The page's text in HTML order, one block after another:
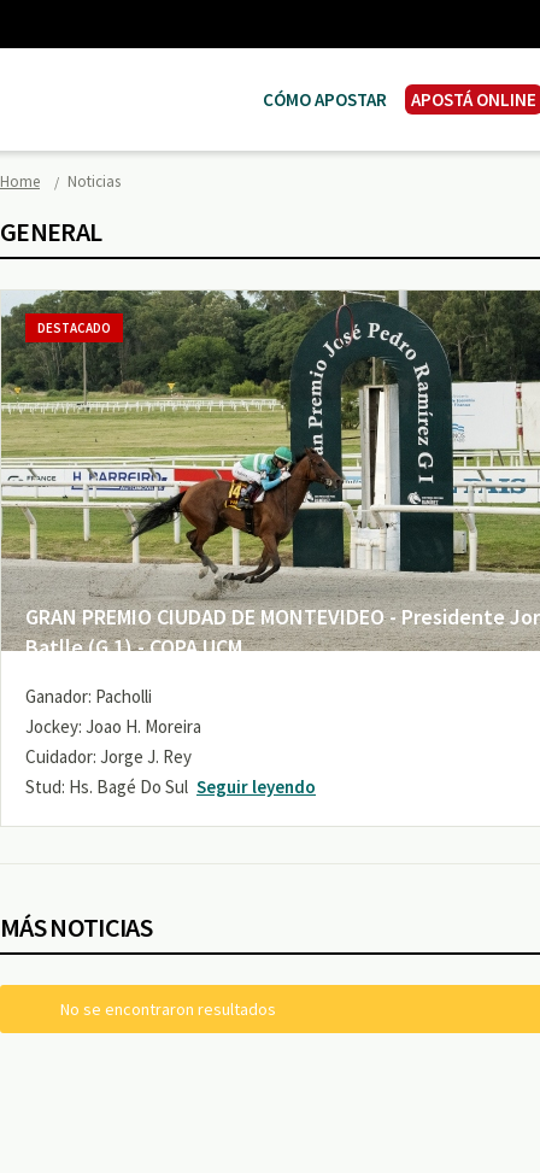
CÓMO APOSTAR APOSTÁ ONLINE
Home Noticias
GENERAL
GRAN PREMIO CIUDAD DE MONTEVIDEO - Presidente
Batlle (G 1) - COPA UCM
DESTACADO
Ganador: Pacholli
Jockey: Joao H. Moreira
Cuidador: Jorge J. Rey
Stud: Hs. Bagé Do Sul Seguir leyendo
MÁS NOTICIAS
No se encontraron resultados